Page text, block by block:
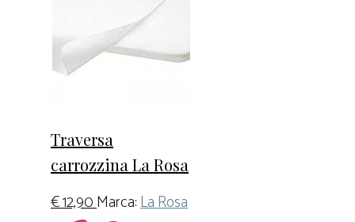
Traversa
carrozzina La Rosa
€12,90Marca:La Rosa